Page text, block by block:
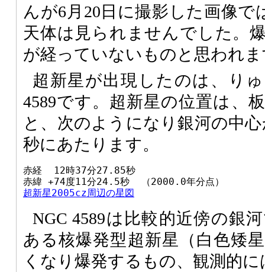
んが6月20日に撮影した画像で
天体は見られませんでした。
が経っていないものと思われ
超新星が出現したのは、り
4589です。超新星の位置は、
と、次のようになり銀河の中
秒にあたります。
赤経  12時37分27.85秒
超新星2005cz周辺の星図
NGC 4589は比較的近傍の銀
ある核爆発型超新星（白色矮
くなり爆発するもの、観測的